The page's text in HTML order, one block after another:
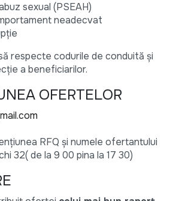
sexual (PSEAH)
neadecvat
respecte codurile de conduită și
a beneficiarilor.
OFERTELOR
RFQ și numele ofertantului
32( de la 9 00 pina la 17 30)